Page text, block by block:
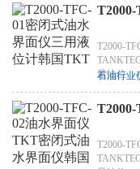
T2000-
量油位、
石油行业
T2000-